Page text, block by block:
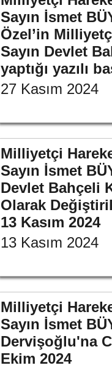
Sayın İsmet
Özel’in
Sayın Devlet
yaptığı yazılı
27 Kasım 2024
Milliyetçi
Sayın İsmet
Devlet Bahçeli
Olarak
13 Kasım 2024
13 Kasım 2024
Milliyetçi
Sayın İsmet
Dervişoğlu'na
Ekim 2024